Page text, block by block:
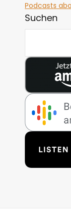
Podcasts
Suchen